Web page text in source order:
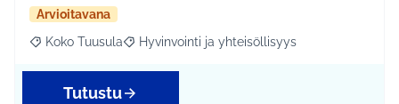
Arvioitavana
Rajaa tulokset aihepiirin mukaan: Koko Tuusula
Koko Tuusula Rajaa tulokset teeman mukaan: Hyvinvointi ja
Hyvinvointi ja yhteisöllisyys
Tutustu